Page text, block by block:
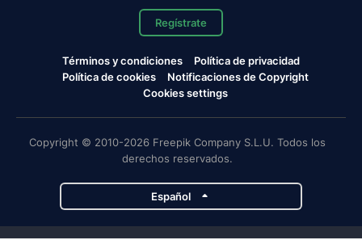
Regístrate
Términos y condiciones
Política de privacidad
Política de cookies
Notificaciones de Copyright
Cookies settings
Copyright © 2010-2026 Freepik Company S.L.U. Todos los
derechos reservados.
Español